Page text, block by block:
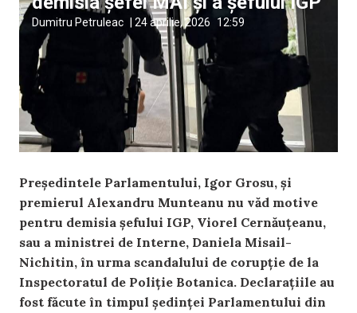
Dumitru Petruleac 24 aprilie, 2026 12:59
Președintele Parlamentului, Igor Grosu, și
premierul Alexandru Munteanu nu văd motive
pentru demisia șefului IGP, Viorel Cernăuțeanu,
sau a ministrei de Interne, Daniela Misail-
Nichitin, în urma scandalului de corupție de la
Inspectoratul de Poliție Botanica. Declarațiile au
fost făcute în timpul ședinței Parlamentului din